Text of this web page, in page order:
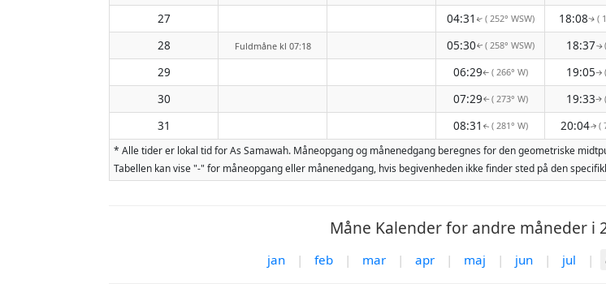
27
04:31 ↑( 252° WSW) 18:08↑(
28
Fuldmåne kl 07:18 05:30↑( 258° WSW) 18:37↑
29
06:29↑ ( 266° W) 19:05↑
30
07:29↑ ( 273° W) 19:33↑
31
08:31 ↑( 281° W) 20:04↑(
* Alle tider er lokal tid for As Samawah. Måneopgang og månenedgang beregnes for den geometriske
Tabellen kan vise "-" for måneopgang eller månenedgang, hvis begivenheden ikke finder sted på den
Måne Kalender for andre måneder i
jan | feb | mar | apr | maj | jun | jul |